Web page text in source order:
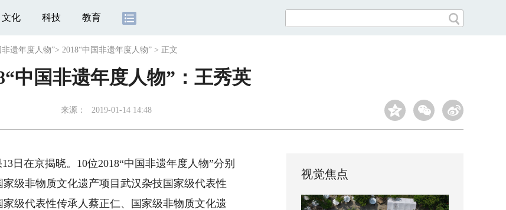
文化 科技 教育
非遗年度人物”> 2018“中国非遗年度人物” > 正文
中国非遗年度人物”：王秀英
来源： 2019-01-14 14:48
日在京揭晓。10位2018“中国非遗年度人物”分别
级非物质文化遗产项目武汉杂技国家级代表性
级代表性传承人蔡正仁、国家级非物质文化遗
视觉焦点